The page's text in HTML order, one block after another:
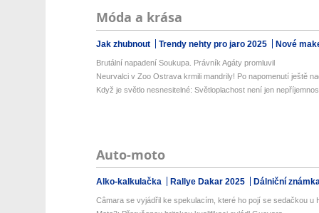
Móda a krása
Jak zhubnout Trendy nehty pro jaro 2025 Nové
Brutální napadení Soukupa. Právník Agáty promluvil
Neurvalci v Zoo Ostrava krmili mandrily! Po napomenutí ještě
Když je světlo nesnesitelné: Světloplachost není jen
Auto-moto
Alko-kalkulačka Rallye Dakar 2025 Dálniční
Câmara se vyjádřil ke spekulacím, které ho pojí se sedačkou u